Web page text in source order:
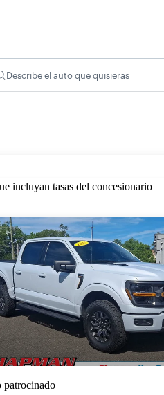
Describe el auto que quisieras
incluyan tasas del concesionario
Aviso
patrocinado